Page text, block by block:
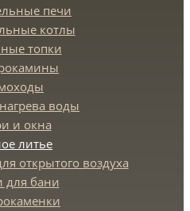
печи
котлы
топки
воды
и окна
литье
открытого воздуха
для бани